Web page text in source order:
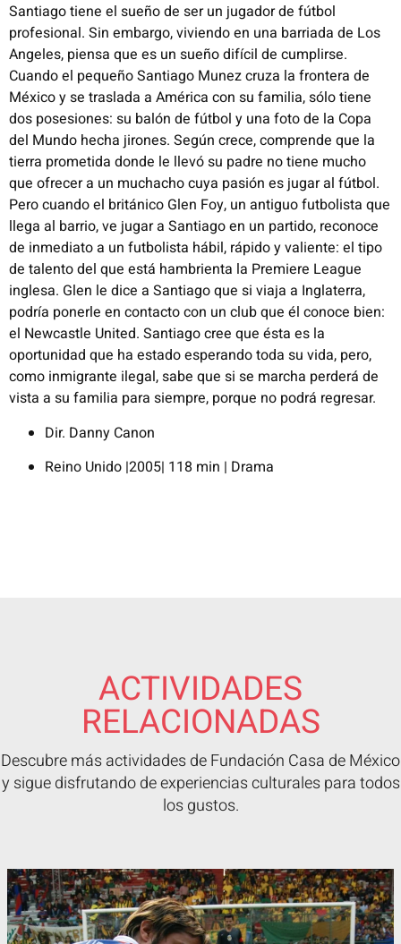
Santiago tiene el sueño de ser un jugador de fútbol
profesional. Sin embargo, viviendo en una barriada de Los
Angeles, piensa que es un sueño difícil de cumplirse.
Cuando el pequeño Santiago Munez cruza la frontera de
México y se traslada a América con su familia, sólo tiene
dos posesiones: su balón de fútbol y una foto de la Copa
del Mundo hecha jirones. Según crece, comprende que la
tierra prometida donde le llevó su padre no tiene mucho
que ofrecer a un muchacho cuya pasión es jugar al fútbol.
Pero cuando el británico Glen Foy, un antiguo futbolista que
llega al barrio, ve jugar a Santiago en un partido, reconoce
de inmediato a un futbolista hábil, rápido y valiente: el tipo
de talento del que está hambrienta la Premiere League
inglesa. Glen le dice a Santiago que si viaja a Inglaterra,
podría ponerle en contacto con un club que él conoce bien:
el Newcastle United. Santiago cree que ésta es la
oportunidad que ha estado esperando toda su vida, pero,
como inmigrante ilegal, sabe que si se marcha perderá de
vista a su familia para siempre, porque no podrá regresar.​
Dir. Danny Canon
Reino Unido |2005| 118 min | Drama
ACTIVIDADES
RELACIONADAS
Descubre más actividades de Fundación Casa de México
y sigue disfrutando de experiencias culturales para todos
los gustos.